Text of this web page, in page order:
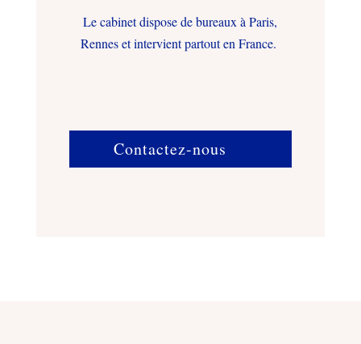
Le cabinet dispose de bureaux à Paris,
Rennes et intervient partout en France.
Contactez-nous